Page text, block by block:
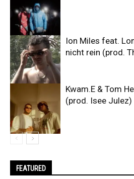
Ion Miles feat.
nicht rein (prod.
Kwam.E & Tom
(prod. Isee Julez)
FEATURED